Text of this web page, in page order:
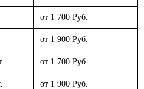
от 1 700 Руб.
от 1 900 Руб.
от 1 700 Руб.
от 1 900 Руб.